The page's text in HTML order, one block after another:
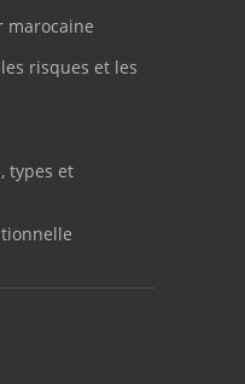
marocaine
risques et les
types et